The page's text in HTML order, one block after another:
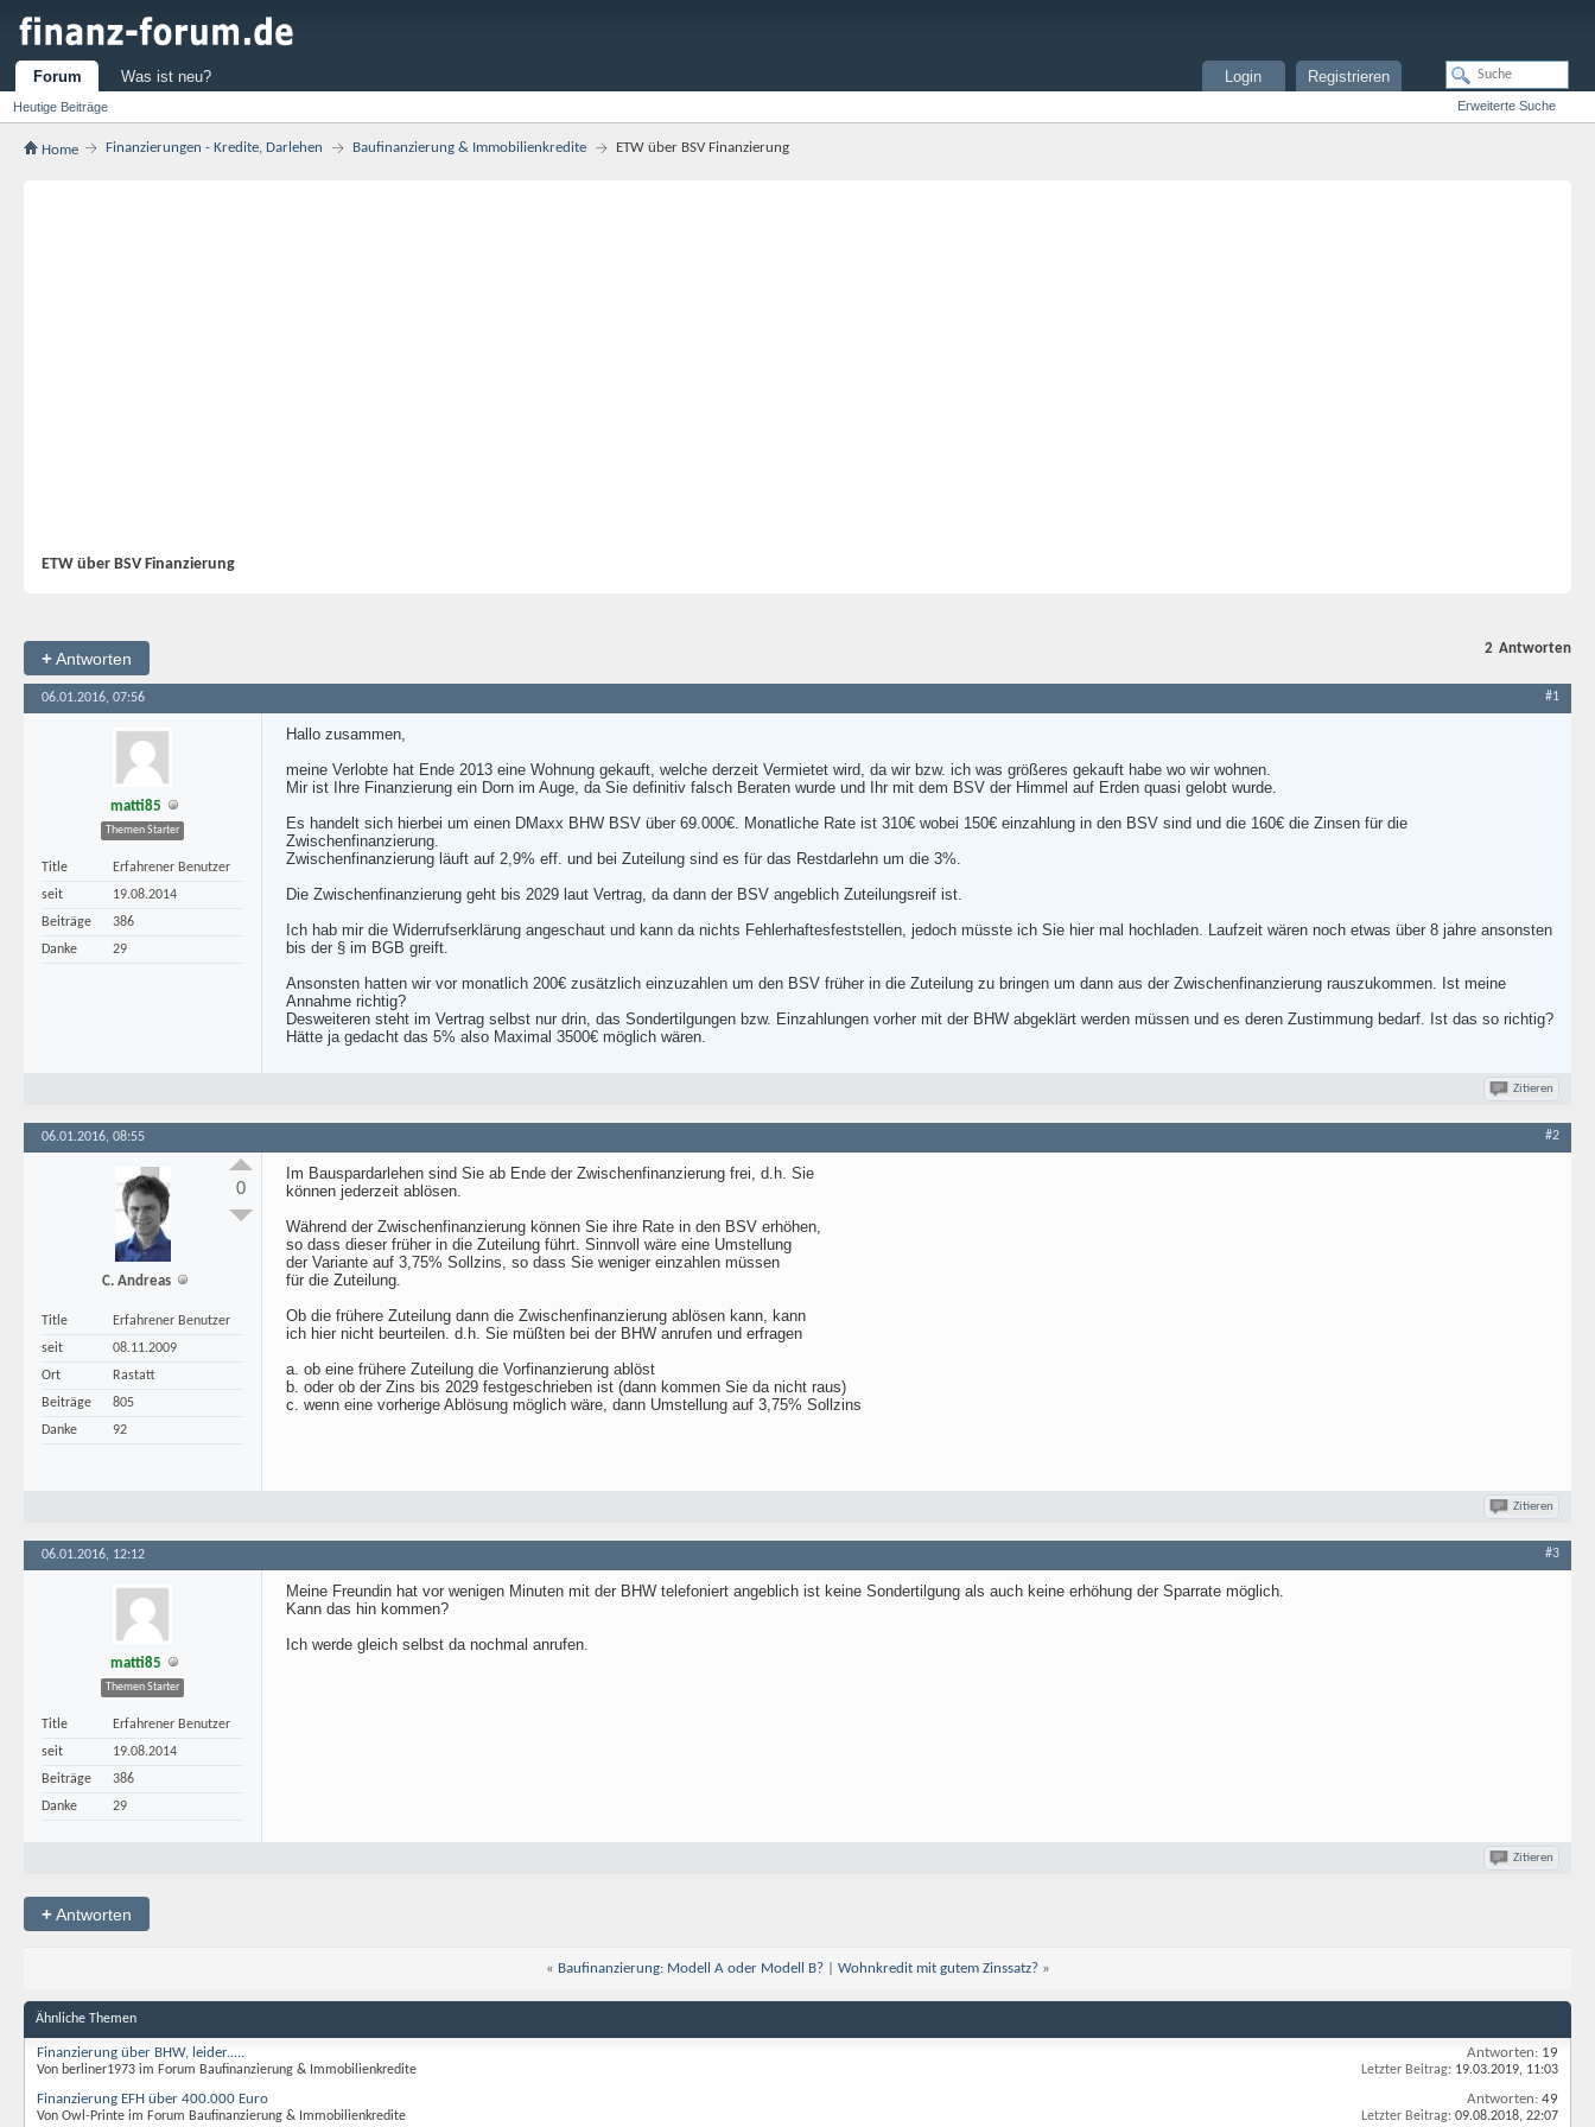
Forum
Heutige Beiträge
Was ist neu? Registrieren
Login
Erweiterte Suche
Home Finanzierungen - Kredite, Darlehen Baufinanzierung & Immobilienkredite ETW über BSV Finanzierung
ETW über BSV Finanzierung
+Antworten
2 Antworten
06.01.2016, 07:56 #1
matti85
Themen Starter
Title
Erfahrener Benutzer
seit
19.08.2014
Beiträge
386
Danke
29
Hallo zusammen,
meine Verlobte hat Ende 2013 eine Wohnung gekauft, welche derzeit Vermietet wird, da wir bzw. ich was größeres gekauft habe wo wir wohnen.
Mir ist Ihre Finanzierung ein Dorn im Auge, da Sie definitiv falsch Beraten wurde und Ihr mit dem BSV der Himmel auf Erden quasi gelobt wurde.
Es handelt sich hierbei um einen DMaxx BHW BSV über 69.000€. Monatliche Rate ist 310€ wobei 150€ einzahlung in den BSV sind und die 160€ die Zinsen für die
Zwischenfinanzierung.
Zwischenfinanzierung läuft auf 2,9% eff. und bei Zuteilung sind es für das Restdarlehn um die 3%.
Die Zwischenfinanzierung geht bis 2029 laut Vertrag, da dann der BSV angeblich Zuteilungsreif ist.
Ich hab mir die Widerrufserklärung angeschaut und kann da nichts Fehlerhaftesfeststellen, jedoch müsste ich Sie hier mal hochladen. Laufzeit wären noch etwas über 8 jahre ansonsten
bis der § im BGB greift.
Ansonsten hatten wir vor monatlich 200€ zusätzlich einzuzahlen um den BSV früher in die Zuteilung zu bringen um dann aus der Zwischenfinanzierung rauszukommen. Ist meine
Annahme richtig?
Desweiteren steht im Vertrag selbst nur drin, das Sondertilgungen bzw. Einzahlungen vorher mit der BHW abgeklärt werden müssen und es deren Zustimmung bedarf. Ist das so richtig?
Hätte ja gedacht das 5% also Maximal 3500€ möglich wären.
Zitieren
06.01.2016, 08:55 #2
C. Andreas
Title
Erfahrener Benutzer
seit
08.11.2009
Ort
Rastatt
Beiträge
805
Danke
92
0
Im Bauspardarlehen sind Sie ab Ende der Zwischenfinanzierung frei, d.h. Sie
können jederzeit ablösen.
Während der Zwischenfinanzierung können Sie ihre Rate in den BSV erhöhen,
so dass dieser früher in die Zuteilung führt. Sinnvoll wäre eine Umstellung
der Variante auf 3,75% Sollzins, so dass Sie weniger einzahlen müssen
für die Zuteilung.
Ob die frühere Zuteilung dann die Zwischenfinanzierung ablösen kann, kann
ich hier nicht beurteilen. d.h. Sie müßten bei der BHW anrufen und erfragen
a. ob eine frühere Zuteilung die Vorfinanzierung ablöst
b. oder ob der Zins bis 2029 festgeschrieben ist (dann kommen Sie da nicht raus)
c. wenn eine vorherige Ablösung möglich wäre, dann Umstellung auf 3,75% Sollzins
Zitieren
06.01.2016, 12:12 #3
matti85
Themen Starter
Title
Erfahrener Benutzer
seit
19.08.2014
Beiträge
386
Danke
29
Meine Freundin hat vor wenigen Minuten mit der BHW telefoniert angeblich ist keine Sondertilgung als auch keine erhöhung der Sparrate möglich.
Kann das hin kommen?
Ich werde gleich selbst da nochmal anrufen.
Zitieren
+Antworten
« Baufinanzierung: Modell A oder Modell B?| Wohnkredit mit gutem Zinssatz? »
Ähnliche Themen
Finanzierung über BHW, leider.....
Von berliner1973 im Forum Baufinanzierung & Immobilienkredite
Antworten: 19
Letzter Beitrag: 19.03.2019, 11:03
Finanzierung EFH über 400.000 Euro
Von Owl-Printe im Forum Baufinanzierung & Immobilienkredite
Antworten: 49
Letzter Beitrag: 09.08.2018, 22:07